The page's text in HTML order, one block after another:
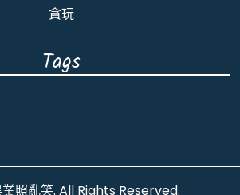
貪玩
Tags
照亂笑. All Rights Reserved.